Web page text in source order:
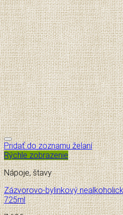
Pridať do zoznamu želaní
Rýchle zobrazenie
Nápoje, štavy
Zázvorovo-bylinkový
725ml